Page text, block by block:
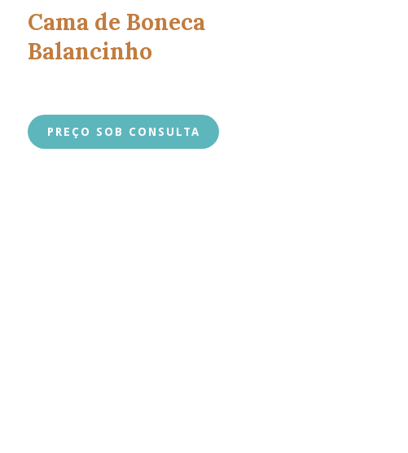
Cama de Boneca
Balancinho